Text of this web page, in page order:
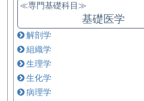
≪専門基礎科目≫
基礎医学
解剖学
組織学
生理学
生化学
病理学